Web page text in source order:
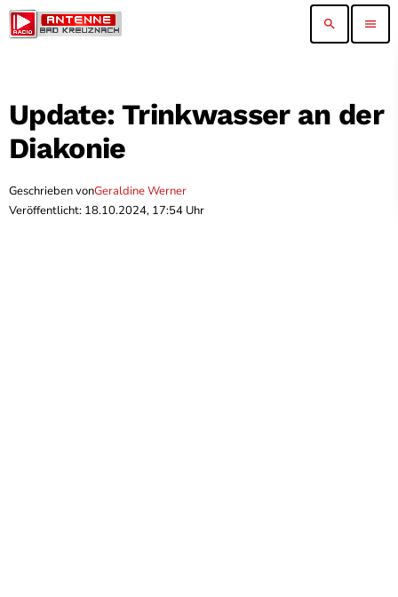
search menu
Update: Trinkwasser an der
Diakonie
Geschrieben vonGeraldine Werner
Veröffentlicht: 18.10.2024, 17:54 Uhr